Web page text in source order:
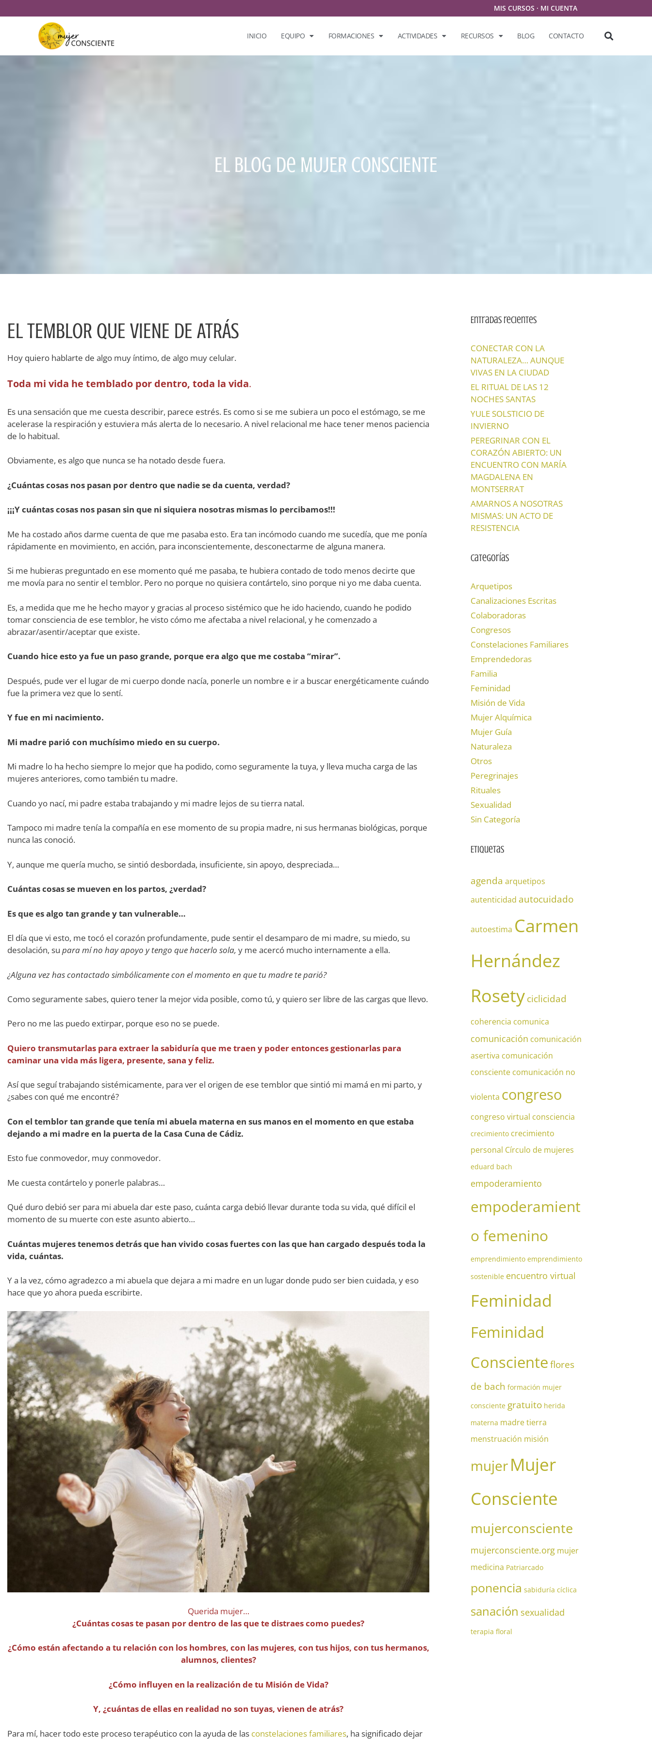
MIS CURSOS · MI CUENTA
INICIO EQUIPO FORMACIONES ACTIVIDADES RECURSOS BLOG CONTACTO
El Blog De MUJER CONSCIENTE
EL TEMBLOR QUE VIENE DE ATRÁS
Hoy quiero hablarte de algo muy íntimo, de algo muy celular.
Toda mi vida he temblado por dentro, toda la vida.
Es una sensación que me cuesta describir, parece estrés. Es como si se me subiera un poco el estómago, se me
acelerase la respiración y estuviera más alerta de lo necesario. A nivel relacional me hace tener menos paciencia
de lo habitual.
Obviamente, es algo que nunca se ha notado desde fuera.
¿Cuántas cosas nos pasan por dentro que nadie se da cuenta, verdad?
¡¡¡Y cuántas cosas nos pasan sin que ni siquiera nosotras mismas lo percibamos!!!
Me ha costado años darme cuenta de que me pasaba esto. Era tan incómodo cuando me sucedía, que me ponía
rápidamente en movimiento, en acción, para inconscientemente, desconectarme de alguna manera.
Si me hubieras preguntado en ese momento qué me pasaba, te hubiera contado de todo menos decirte que
me movía para no sentir el temblor. Pero no porque no quisiera contártelo, sino porque ni yo me daba cuenta.
Es, a medida que me he hecho mayor y gracias al proceso sistémico que he ido haciendo, cuando he podido
tomar consciencia de ese temblor, he visto cómo me afectaba a nivel relacional, y he comenzado a
abrazar/asentir/aceptar que existe.
Cuando hice esto ya fue un paso grande, porque era algo que me costaba “mirar”.
Después, pude ver el lugar de mi cuerpo donde nacía, ponerle un nombre e ir a buscar energéticamente cuándo
fue la primera vez que lo sentí.
Y fue en mi nacimiento.
Mi madre parió con muchísimo miedo en su cuerpo.
Mi madre lo ha hecho siempre lo mejor que ha podido, como seguramente la tuya, y lleva mucha carga de las
mujeres anteriores, como también tu madre.
Cuando yo nací, mi padre estaba trabajando y mi madre lejos de su tierra natal.
Tampoco mi madre tenía la compañía en ese momento de su propia madre, ni sus hermanas biológicas, porque
nunca las conoció.
Y, aunque me quería mucho, se sintió desbordada, insuficiente, sin apoyo, despreciada…
Cuántas cosas se mueven en los partos, ¿verdad?
Es que es algo tan grande y tan vulnerable…
El día que vi esto, me tocó el corazón profundamente, pude sentir el desamparo de mi madre, su miedo, su
desolación, su para mí no hay apoyo y tengo que hacerlo sola, y me acercó mucho internamente a ella.
¿Alguna vez has contactado simbólicamente con el momento en que tu madre te parió?
Como seguramente sabes, quiero tener la mejor vida posible, como tú, y quiero ser libre de las cargas que llevo.
Pero no me las puedo extirpar, porque eso no se puede.
Quiero transmutarlas para extraer la sabiduría que me traen y poder entonces gestionarlas para
caminar una vida más ligera, presente, sana y feliz.
Así que seguí trabajando sistémicamente, para ver el origen de ese temblor que sintió mi mamá en mi parto, y
¿sabes con qué me encontré?
Con el temblor tan grande que tenía mi abuela materna en sus manos en el momento en que estaba
dejando a mi madre en la puerta de la Casa Cuna de Cádiz.
Esto fue conmovedor, muy conmovedor.
Me cuesta contártelo y ponerle palabras…
Qué duro debió ser para mi abuela dar este paso, cuánta carga debió llevar durante toda su vida, qué difícil el
momento de su muerte con este asunto abierto…
Cuántas mujeres tenemos detrás que han vivido cosas fuertes con las que han cargado después toda la
vida, cuántas.
Y a la vez, cómo agradezco a mi abuela que dejara a mi madre en un lugar donde pudo ser bien cuidada, y eso
hace que yo ahora pueda escribirte.
Querida mujer…
¿Cuántas cosas te pasan por dentro de las que te distraes como puedes?
¿Cómo están afectando a tu relación con los hombres, con las mujeres, con tus hijos, con tus hermanos,
alumnos, clientes?
¿Cómo influyen en la realización de tu Misión de Vida?
Y, ¿cuántas de ellas en realidad no son tuyas, vienen de atrás?
Para mí, hacer todo este proceso terapéutico con la ayuda de las constelaciones familiares, ha significado dejar
Entradas recientes
CONECTAR CON LA
NATURALEZA… AUNQUE
VIVAS EN LA CIUDAD
EL RITUAL DE LAS 12
NOCHES SANTAS
YULE SOLSTICIO DE
INVIERNO
PEREGRINAR CON EL
CORAZÓN ABIERTO: UN
ENCUENTRO CON MARÍA
MAGDALENA EN
MONTSERRAT
AMARNOS A NOSOTRAS
MISMAS: UN ACTO DE
RESISTENCIA
Categorías
Arquetipos
Canalizaciones Escritas
Colaboradoras
Congresos
Constelaciones Familiares
Emprendedoras
Familia
Feminidad
Misión de Vida
Mujer Alquímica
Mujer Guía
Naturaleza
Otros
Peregrinajes
Rituales
Sexualidad
Sin Categoría
Etiquetas
agenda arquetipos
autenticidad autocuidado
autoestima Carmen
Hernández
Rosetyciclicidad
coherencia comunica
comunicación comunicación
asertiva comunicación
consciente comunicación no
violenta congreso
congreso virtual consciencia
crecimiento crecimiento
personal Círculo de mujeres
eduard bach
empoderamiento
empoderamient
o femenino
emprendimiento emprendimiento
sostenible encuentro virtual
Feminidad
Feminidad
Conscienteflores
de bach formación mujer
consciente gratuito herida
materna madre tierra
menstruación misión
mujerMujer
Consciente
mujerconsciente
mujerconsciente.org mujer
medicina Patriarcado
ponencia sabiduría cíclica
sanación sexualidad
terapia floral